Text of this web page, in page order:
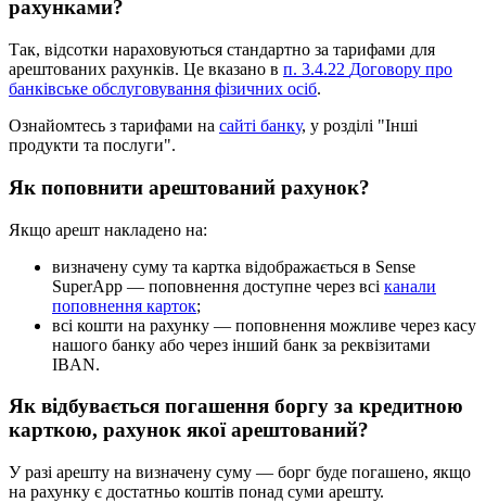
рахунками?
Так, відсотки нараховуються стандартно за тарифами для
арештованих рахунків. Це вказано в п. 3.4.22 Договору про
банківське обслуговування фізичних осіб.
Ознайомтесь з тарифами на сайті банку, у розділі "Інші
продукти та послуги".
Як поповнити арештований рахунок?
Якщо арешт накладено на:
визначену суму та картка відображається в Sense
SuperApp — поповнення доступне через всі канали
поповнення карток;
всі кошти на рахунку — поповнення можливе через касу
нашого банку або через інший банк за реквізитами
IBAN.
Як відбувається погашення боргу за кредитною
карткою, рахунок якої арештований?
У разі арешту на визначену суму — борг буде погашено, якщо
на рахунку є достатньо коштів понад суми арешту.